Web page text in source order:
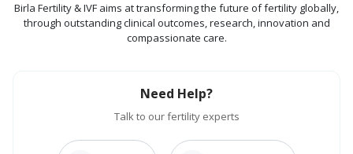
Birla Fertility & IVF aims at transforming the future of fertility globally,
through outstanding clinical outcomes, research, innovation and
compassionate care.
Need Help?
Talk to our fertility experts